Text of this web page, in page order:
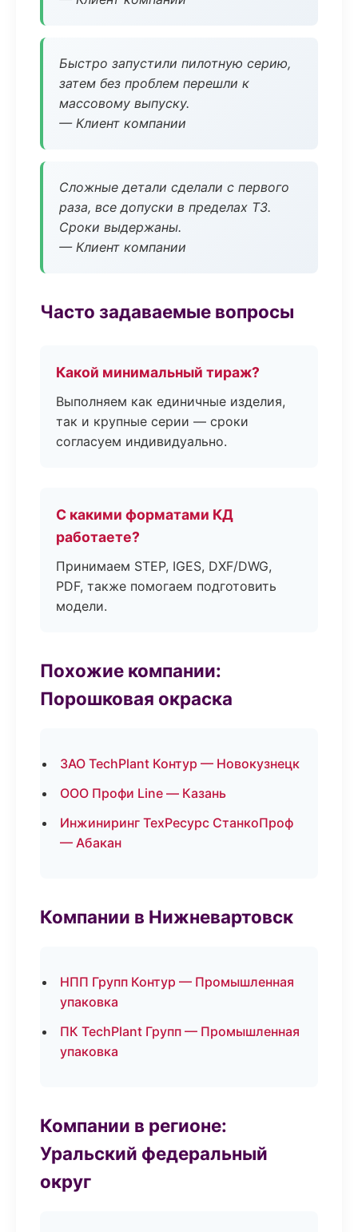
Быстро запустили пилотную серию,
затем без проблем перешли к
массовому выпуску.
— Клиент компании
Сложные детали сделали с первого
раза, все допуски в пределах ТЗ.
Сроки выдержаны.
— Клиент компании
Часто задаваемые вопросы
Какой минимальный тираж?
Выполняем как единичные изделия,
так и крупные серии — сроки
согласуем индивидуально.
С какими форматами КД
работаете?
Принимаем STEP, IGES, DXF/DWG,
PDF, также помогаем подготовить
модели.
Похожие компании:
Порошковая окраска
ЗАО TechPlant Контур — Новокузнецк
ООО Профи Line — Казань
Инжиниринг ТехРесурс СтанкоПроф
— Абакан
Компании в Нижневартовск
НПП Групп Контур — Промышленная
упаковка
ПК TechPlant Групп — Промышленная
упаковка
Компании в регионе:
Уральский федеральный
округ